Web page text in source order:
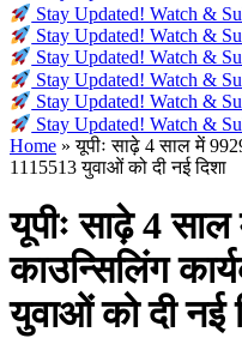
Stay Updated! Watch &
Stay Updated! Watch &
Stay Updated! Watch &
Stay Updated! Watch &
Stay Updated! Watch &
Stay Updated! Watch &
Home »यूपीः साढ़े 4 साल में
1115513 युवाओं को दी नई दिशा
यूपीः साढ़े 4
काउन्सिलिंग
युवाओं को दी नई